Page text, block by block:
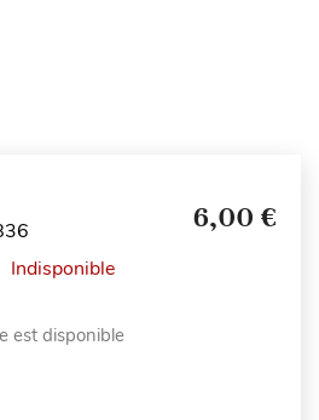
6,00 €
Indisponible
est disponible